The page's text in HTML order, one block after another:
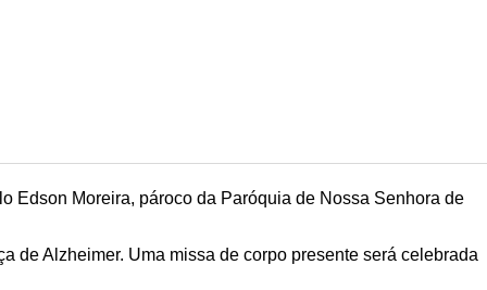
Edson Moreira, pároco da Paróquia de Nossa Senhora de
de Alzheimer. Uma missa de corpo presente será celebrada